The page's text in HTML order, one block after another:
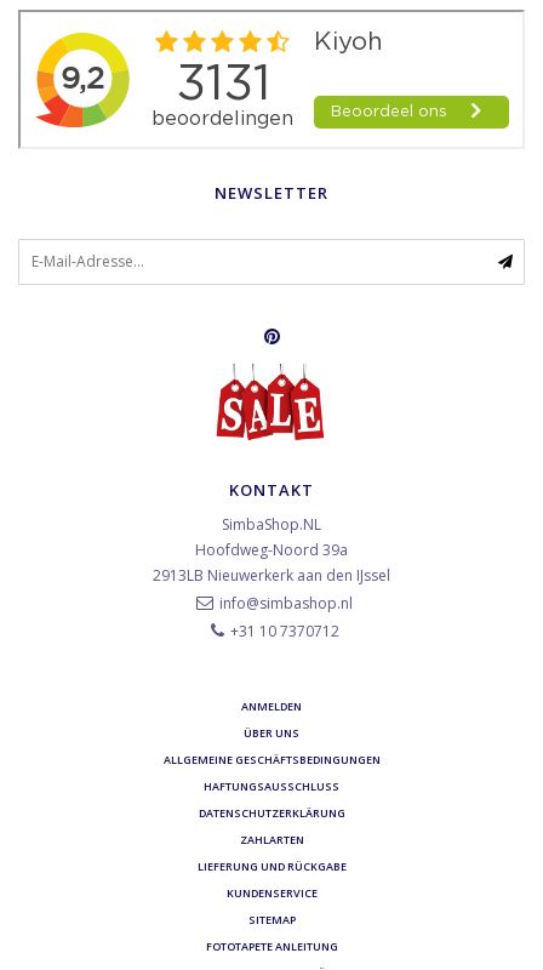
NEWSLETTER
KONTAKT
SimbaShop.NL
Hoofdweg-Noord 39a
2913LB Nieuwerkerk aan den IJssel
info@simbashop.nl
+31 10 7370712
ANMELDEN
ÜBER UNS
ALLGEMEINE GESCHÄFTSBEDINGUNGEN
HAFTUNGSAUSSCHLUSS
DATENSCHUTZERKLÄRUNG
ZAHLARTEN
LIEFERUNG UND RÜCKGABE
KUNDENSERVICE
SITEMAP
FOTOTAPETE ANLEITUNG